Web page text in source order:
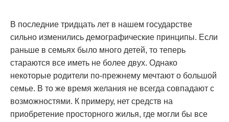
В последние тридцать лет в нашем государстве
сильно изменились демографические принципы. Если
раньше в семьях было много детей, то теперь
стараются все иметь не более двух. Однако
некоторые родители по-прежнему мечтают о большой
семье. В то же время желания не всегда совпадают с
возможностями. К примеру, нет средств на
приобретение просторного жилья, где могли бы все